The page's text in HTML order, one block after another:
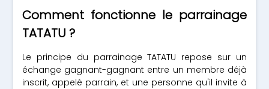
Comment fonctionne le parrainage
TATATU ?
Le principe du parrainage TATATU repose sur un
échange gagnant-gagnant entre un membre déjà
inscrit, appelé parrain, et une personne qu'il invite à